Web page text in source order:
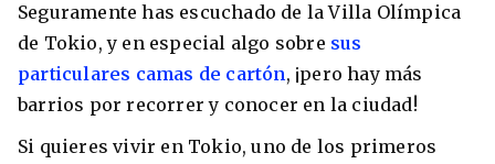
Seguramente has escuchado de la Villa Olímpica
de Tokio, y en especial algo sobre sus
particulares camas de cartón, ¡pero hay más
barrios por recorrer y conocer en la ciudad!
Si quieres vivir en Tokio, uno de los primeros